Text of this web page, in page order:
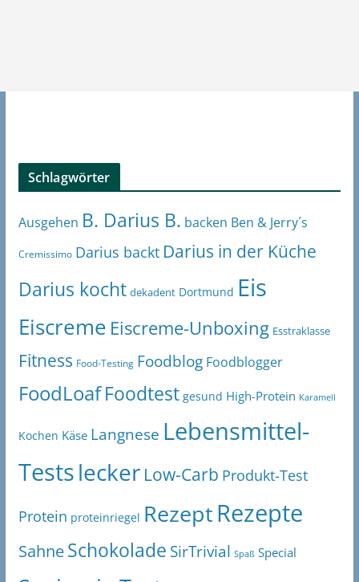
Schlagwörter
Ausgehen B. Darius B. backen Ben & Jerry´s
Cremissimo Darius backt Darius in der Küche
Darius kocht dekadent Dortmund Eis
Eiscreme Eiscreme-Unboxing Esstraklasse
Fitness Food-Testing Foodblog Foodblogger
FoodLoaf Foodtest gesund High-Protein Karamell
Kochen Käse Langnese Lebensmittel-
Testslecker Low-Carb Produkt-Test
Protein proteinriegel RezeptRezepte
SahneSchokolade SirTrivial Spaß Special